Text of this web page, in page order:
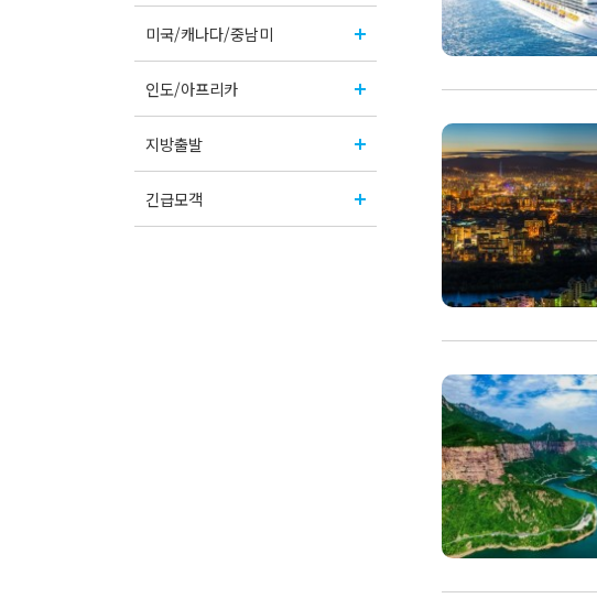
미국/캐나다/중남미
인도/아프리카
지방출발
긴급모객